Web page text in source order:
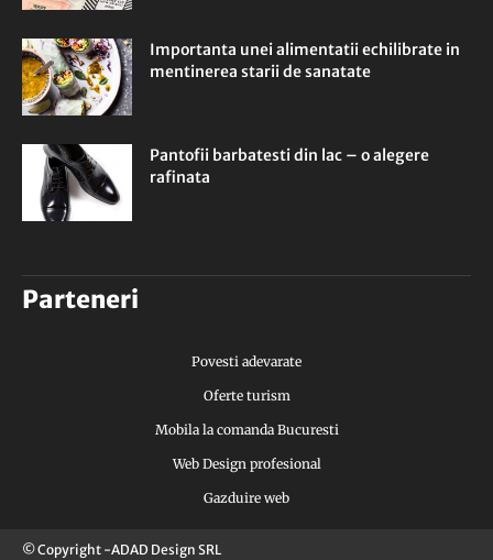
Importanta unei alimentatii echilibrate in
mentinerea starii de sanatate
Pantofii barbatesti din lac – o alegere
rafinata
Parteneri
Povesti adevarate
Oferte turism
Mobila la comanda Bucuresti
Web Design profesional
Gazduire web
© Copyright -ADAD Design SRL